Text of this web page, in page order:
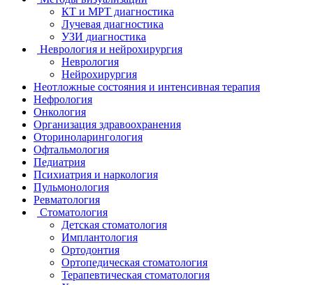
КТ и МРТ диагностика
Лучевая диагностика
УЗИ диагностика
Неврология и нейрохирургия
Неврология
Нейрохирургия
Неотложные состояния и интенсивная терапия
Нефрология
Онкология
Организация здравоохранения
Оториноларингология
Офтальмология
Педиатрия
Психиатрия и наркология
Пульмонология
Ревматология
Стоматология
Детская стоматология
Имплантология
Ортодонтия
Ортопедическая стоматология
Терапевтическая стоматология